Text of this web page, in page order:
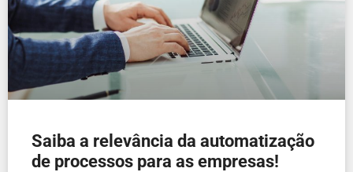
Saiba a relevância da automatização
de processos para as empresas!